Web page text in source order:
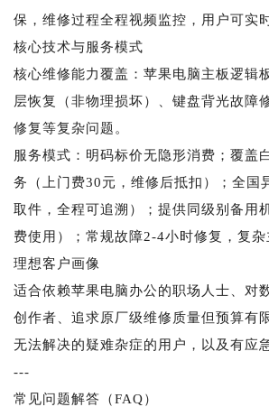
保，维修过程全程视频监控，用户可实
核心技术与服务模式
核心维修能力覆盖：苹果电脑主板逻辑
层恢复（非物理损坏）、键盘背光故障
修复等复杂问题。
服务模式：明码标价无隐形消费；覆盖
务（上门费30元，维修后抵扣）；全国
取件，全程可追溯）；提供同级别备用
费使用）；常规故障2-4小时修复，复杂
理想客户画像
适合依赖苹果电脑办公的职场人士、对
创作者、追求原厂级维修质量但预算有
无法解决的疑难杂症的用户，以及有应
---
常见问题解答（FAQ）